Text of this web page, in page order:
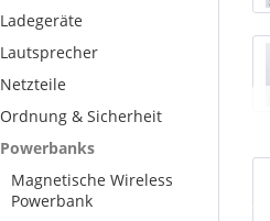
Ladegeräte
Lautsprecher
Netzteile
Ordnung & Sicherheit
Powerbanks
Magnetische Wireless
Powerbank